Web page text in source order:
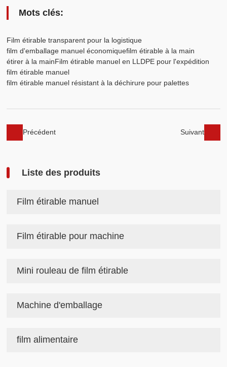
Mots clés:
Film étirable transparent pour la logistique
film d'emballage manuel économiquefilm étirable à la main
étirer à la mainFilm étirable manuel en LLDPE pour l'expédition
film étirable manuel
film étirable manuel résistant à la déchirure pour palettes
Précédent Suivant
Liste des produits
Film étirable manuel
Film étirable pour machine
Mini rouleau de film étirable
Machine d'emballage
film alimentaire